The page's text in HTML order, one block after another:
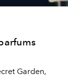
Garden,